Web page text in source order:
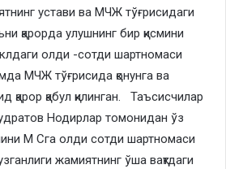
устави ва МЧЖ тўғрисидаги
қарорда улушнинг бир қисмини
олди -сотди шартномаси
МЧЖ тўғрисида қонунга ва
қарор қабул қилинган. Таъсисчилар
Нодирлар томонидан ўз
М Сга олди сотди шартномаси
жамиятнинг ўша вақтдаги